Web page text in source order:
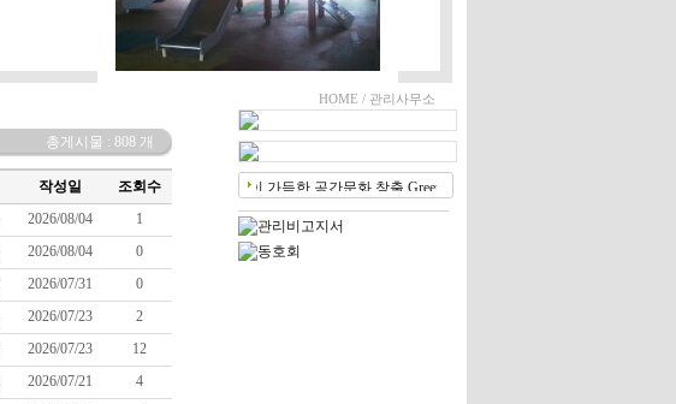
관공서
과 함께 직거래를 진행할
수 있으며, 아파트 입주
민과 농어촌간에 도농상
생을 위한 서비스를 제공
HOME / 관리사무소
총게시물 : 808 개
작성일
조회수
2026/08/04
1
2026/08/04
0
2026/07/31
0
2026/07/23
2
2026/07/23
12
2026/07/21
4